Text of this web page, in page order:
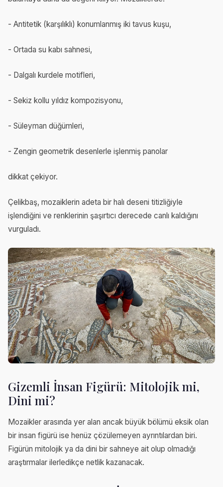
- Antitetik (karşılıklı) konumlanmış iki tavus kuşu,
- Ortada su kabı sahnesi,
- Dalgalı kurdele motifleri,
- Sekiz kollu yıldız kompozisyonu,
- Süleyman düğümleri,
- Zengin geometrik desenlerle işlenmiş panolar
dikkat çekiyor.
Çelikbaş, mozaiklerin adeta bir halı deseni titizliğiyle
işlendiğini ve renklerinin şaşırtıcı derecede canlı kaldığını
vurguladı.
Gizemli İnsan Figürü: Mitolojik mi,
Dini mi?
Mozaikler arasında yer alan ancak büyük bölümü eksik olan
bir insan figürü ise henüz çözülemeyen ayrıntılardan biri.
Figürün mitolojik ya da dini bir sahneye ait olup olmadığı
araştırmalar ilerledikçe netlik kazanacak.